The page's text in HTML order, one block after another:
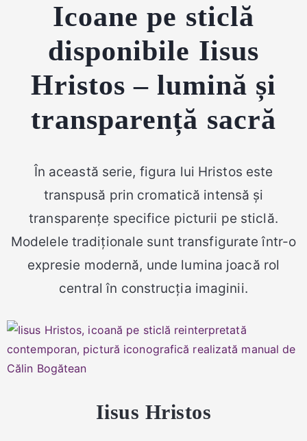
Icoane pe sticlă
disponibile Iisus
Hristos – lumină și
transparență sacră
În această serie, figura lui Hristos este
transpusă prin cromatică intensă și
transparențe specifice picturii pe sticlă.
Modelele tradiționale sunt transfigurate într-o
expresie modernă, unde lumina joacă rol
central în construcția imaginii.
Iisus Hristos